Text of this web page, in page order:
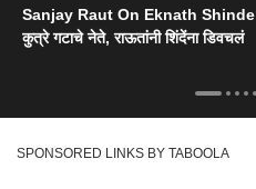
Sanjay Raut On Eknath Shinde
कुत्रे गटाचे नेते, राऊतांनी शिंदेंना डिवचलं
SPONSORED LINKS BY TABOOLA